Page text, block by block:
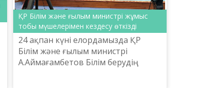
ҚР Білім және ғылым министрі жұмыс
тобы мүшелерімен кездесу өткізді
24 ақпан күні елордамызда ҚР
Білім және ғылым министрі
А.Аймағамбетов Білім берудің